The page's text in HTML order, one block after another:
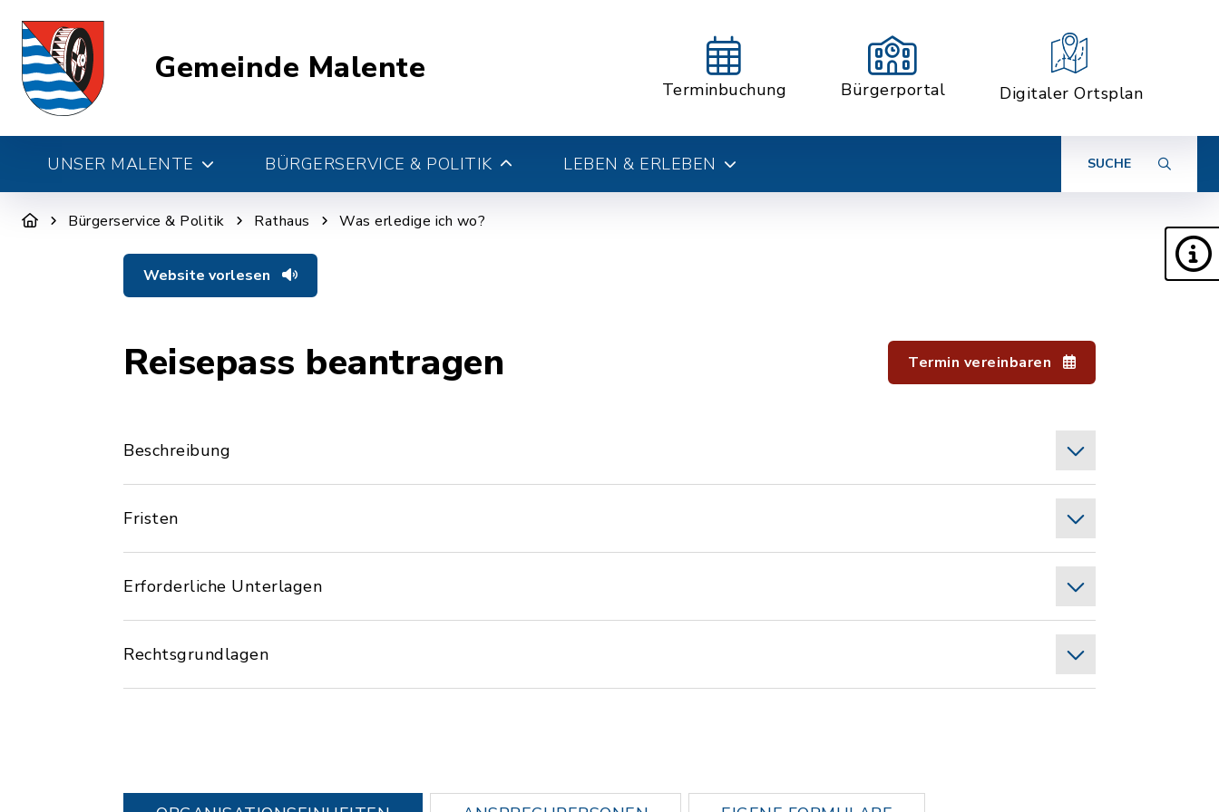
Gemeinde Malente
Terminbuchung Bürgerportal Digitaler Ortsplan
UNSER MALENTE BÜRGERSERVICE & POLITIK LEBEN & ERLEBEN SUCHE
Bürgerservice & Politik Rathaus Was erledige ich wo?
Website vorlesen
Reisepass beantragen Termin vereinbaren
Beschreibung
Fristen
Erforderliche Unterlagen
Rechtsgrundlagen